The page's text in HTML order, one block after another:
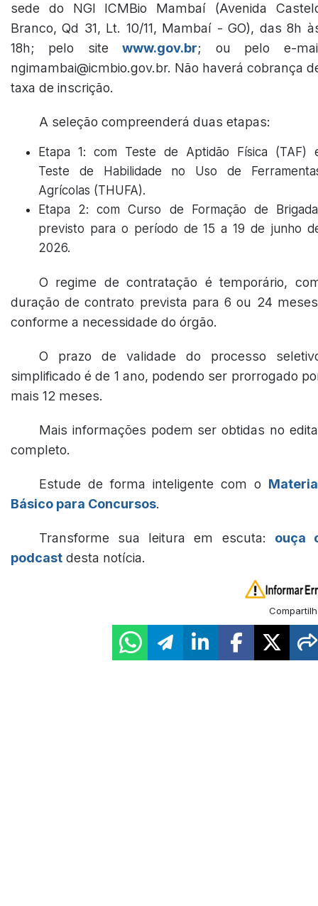
sede do NGI ICMBio Mambaí (Avenida
Branco, Qd 31, Lt. 10/11, Mambaí - GO), das 8h
18h; pelo sitewww.gov.br; ou pelo e-
ngimambai@icmbio.gov.br. Não haverá cobrança
taxa de inscrição.
A seleção compreenderá duas etapas:
Etapa 1: com Teste de Aptidão Física (TAF)
Teste de Habilidade no Uso de
Agrícolas (THUFA).
Etapa 2: com Curso de Formação de
previsto para o período de 15 a 19 de junho
2026.
O regime de contratação é temporário,
duração de contrato prevista para 6 ou 24
conforme a necessidade do órgão.
O prazo de validade do processo
simplificado é de 1 ano, podendo ser prorrogado
mais 12 meses.
Mais informações podem ser obtidas no
completo.
Estude de forma inteligente com o
Básico para Concursos.
Transforme sua leitura em escuta: ouça
podcast desta notícia.